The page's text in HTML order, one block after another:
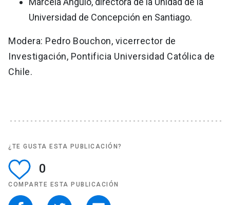
Universidad de Concepción en Santiago.
Modera: Pedro Bouchon, vicerrector de
Investigación, Pontificia Universidad Católica de
Chile.
¿TE GUSTA ESTA PUBLICACIÓN?
0
COMPARTE ESTA PUBLICACIÓN